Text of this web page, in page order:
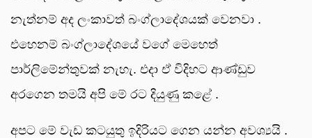
නැත්නම් අද ලංකාවත් බංග්ලාදේශයක් වෙනවා .
එහෙනම් බංග්ලාදේශයේ වගේ මෙහෙත්
පාර්ලිමේන්තුවක් නැහැ. එදා ඒ විදිහට ආණ්ඩුව
අරගෙන තමයි අපි මේ රට දියුණු කළේ .
අපට මේ වැඩ කටයුතු ඉදිරියට ගෙන යන්න අවශ්‍යයි .